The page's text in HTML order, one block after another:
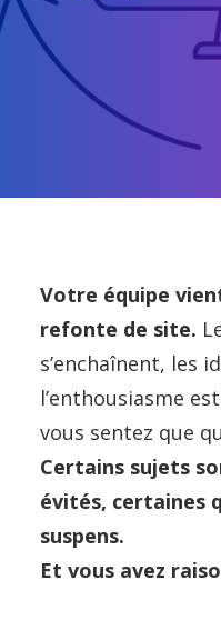
Votre équipe
refonte de site.
s’enchaînent, les
l’enthousiasme
vous sentez que
Certains sujets
évités, certaines
suspens.
Et vous avez